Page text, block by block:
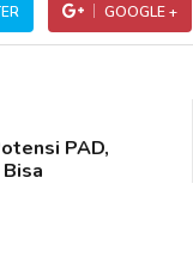
GOOGLE +
PAD,